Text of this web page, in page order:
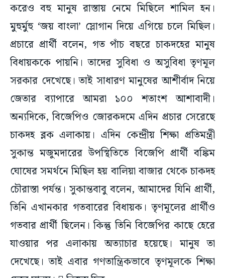
করেও বহু মানুষ রাস্তায় নেমে মিছিলে শামিল হন।
মুহুর্মুহু ‘জয় বাংলা’ স্লোগান দিয়ে এগিয়ে চলে মিছিল।
প্রচারে প্রার্থী বলেন, গত পাঁচ বছরে চাকদহের মানুষ
বিধায়ককে পায়নি। তাদের সুবিধা ও অসুবিধা তৃণমূল
সরকার দেখেছে। তাই সাধারণ মানুষের আশীর্বাদ নিয়ে
জেতার ব্যাপারে আমরা ১০০ শতাংশ আশাবাদী।
অন্যদিকে, বিজেপিও জোরকদমে এদিন প্রচার সেরেছে
চাকদহ ব্লক এলাকায়। এদিন কেন্দ্রীয় শিক্ষা প্রতিমন্ত্রী
সুকান্ত মজুমদারের উপস্থিতিতে বিজেপি প্রার্থী বঙ্কিম
ঘোষের সমর্থনে মিছিল হয় বালিয়া বাজার থেকে চাকদহ
চৌরাস্তা পর্যন্ত। সুকান্তবাবু বলেন, আমাদের যিনি প্রার্থী,
তিনি এখানকার গতবারের বিধায়ক। তৃণমূলের প্রার্থীও
গতবার প্রার্থী ছিলেন। কিন্তু তিনি বিজেপির কাছে হেরে
যাওয়ার পর এলাকায় অত্যাচার হয়েছে। মানুষ তা
দেখেছে। তাই এবার গণতান্ত্রিকভাবে তৃণমূলকে শিক্ষা